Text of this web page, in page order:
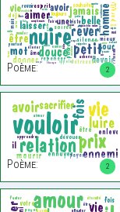
2
Poème:
2
Poème: